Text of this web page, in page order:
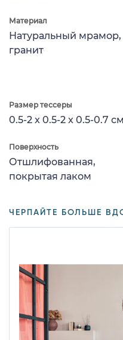
Материал
Натуральный мрамор,
гранит
Размер тессеры
0.5-2 x 0.5-2 x 0.5-0.7 см
Поверхность
Отшлифованная,
покрытая лаком
ЧЕРПАЙТЕ БОЛЬШЕ